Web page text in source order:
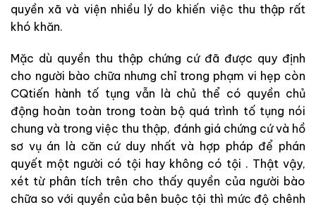
quyềnxãvà viện nhiều lý do khiến việc thu thập rất
khó khăn.
Mặc dù quyền thu thập chứng cứ đã được quy định
cho người bào chữa nhưng chỉ trong phạm vi hẹp còn
CQtiến hành tố tụng vẫn là chủ thể có quyền chủ
động hoàn toàn trong toàn bộ quá trình tố tụng nói
chungvà trongviệc thu thập, đánh giá chứng cứvà hồ
sơ vụ án là căn cứ duy nhấtvà hợp pháp để phán
quyết một người có tội hay không có tội . Thật vậy,
xét từ phân tích trên cho thấy quyền của người bào
chữa sovới quyền của bên buộc tội thì mức độ chênh